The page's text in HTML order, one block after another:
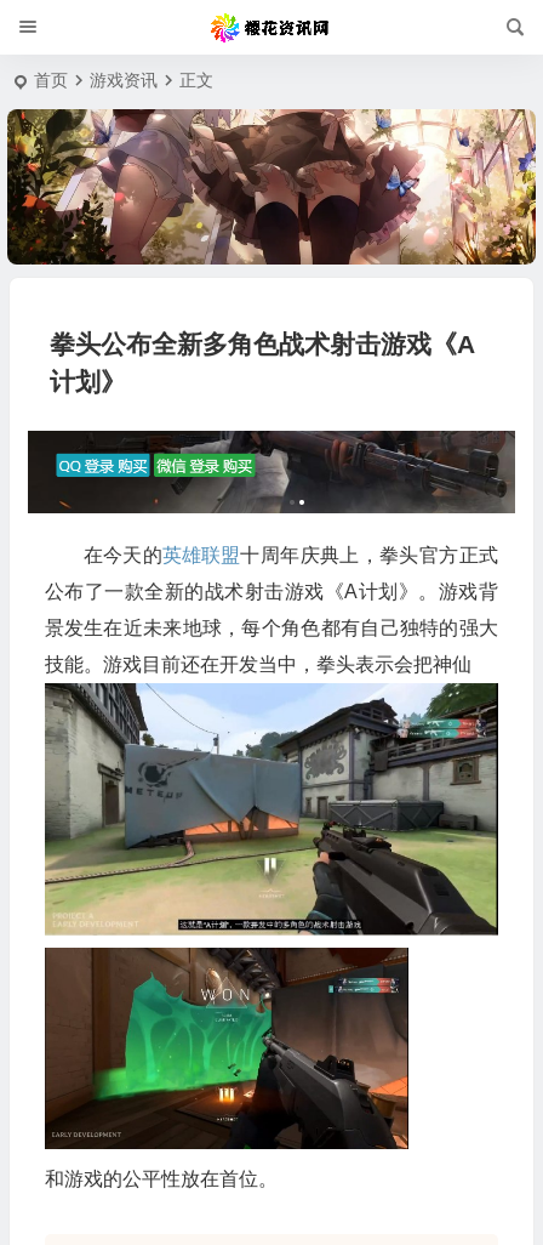
首页 游戏资讯 正文
拳头公布全新多角色战术射击游戏《A
计划》
在今天的英雄联盟十周年庆典上，拳头官方正式
公布了一款全新的战术射击游戏《A计划 》。游戏背
景发生在近未来地球，每个角色都有自己独特的强大
技能。游戏目前还在开发当中，拳头表示会把神仙
和游戏的公平性放在首位。